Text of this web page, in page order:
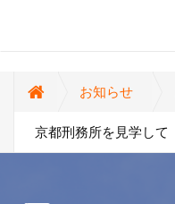
お知らせ
京都刑務所を見学して